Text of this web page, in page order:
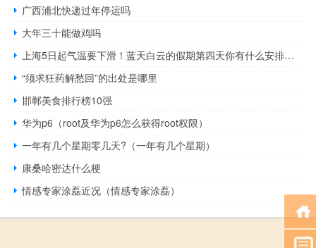
广西浦北快递过年停运吗
大年三十能做鸡吗
上海5日起气温要下滑！蓝天白云的假期第四天你有什么安排呢？ 到底什么情况嘞
“须求狂药解愁回”的出处是哪里
邯郸美食排行榜10强
华为p6（root及华为p6怎么获得root权限）
一年有几个星期零几天?（一年有几个星期）
康桑哈密达什么梗
情感专家涂磊近况（情感专家涂磊）